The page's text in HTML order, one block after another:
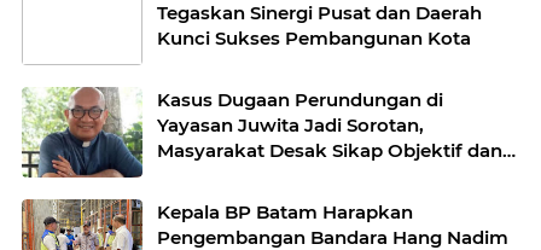
Tegaskan Sinergi Pusat dan Daerah
Kunci Sukses Pembangunan Kota
Kasus Dugaan Perundungan di
Yayasan Juwita Jadi Sorotan,
Masyarakat Desak Sikap Objektif dan
Kepala BP Batam Harapkan
Pengembangan Bandara Hang Nadim